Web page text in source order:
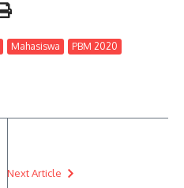
Mahasiswa
PBM 2020
Next Article